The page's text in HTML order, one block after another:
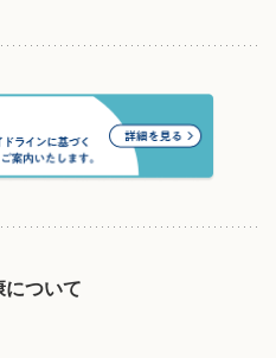
ついて